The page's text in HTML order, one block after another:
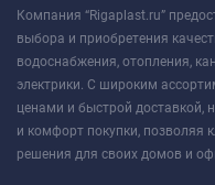
Компания “Rigaplast.ru”
выбора и приобретения
водоснабжения, отопления,
электрики. С широким
ценами и быстрой доставкой,
и комфорт покупки, позволяя
решения для своих домов и